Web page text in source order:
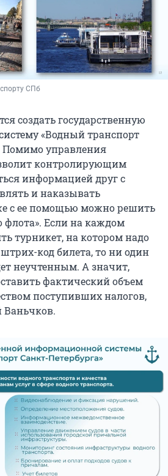
СПб
создать государственную
«Водный транспорт
Помимо управления
контролирующим
информацией друг с
и наказывать
с ее помощью можно решить
флота». Если на каждом
турникет, на котором надо
код билета, то ни один
неучтенным. А значит,
фактический объем
поступивших налогов,